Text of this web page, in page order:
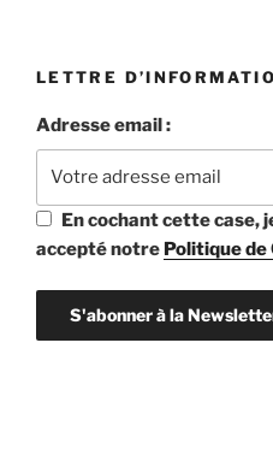
LETTRE
Adresse email :
En cochant cette case,
accepté notre Politique